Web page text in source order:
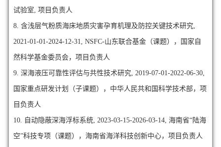
试验室, 项目负责人
8. 含浅层气粉质海床地质灾害孕育机理及防控关键技术研究,
2021-01-01-2024-12-31, NSFC-山东联合基金（课题），国家自
然科学基金委员会，项目负责人
9. 深海液压可靠性评估与共性技术研究, 2019-07-01-2022-06-30,
国家重点研发计划（子课题），中华人民共和国科学技术部，项
目负责人
10. 自动隐蔽深海浮标系统, 2023-03-15-2026-03-14, 海南省“陆海
空”科技专项（课题），海南省海洋科技创新中心，项目负责人